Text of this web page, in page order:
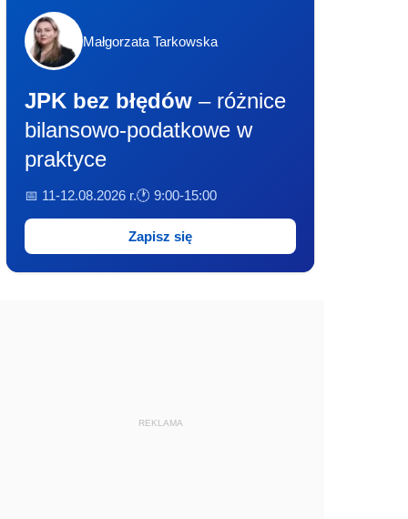
Małgorzata Tarkowska
JPK bez błędów – różnice
bilansowo-podatkowe w
praktyce
📅 11-12.08.2026 r.🕐 9:00-15:00
Zapisz się
REKLAMA